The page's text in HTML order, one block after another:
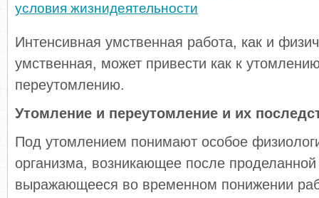
условия жизнидеятельности
Интенсивная умственная работа, как и
умственная, может привести как к
переутомлению.
Утомление и переутомление и их
Под утомлением понимают особое
организма, возникающее после
выражающееся во временном понижении